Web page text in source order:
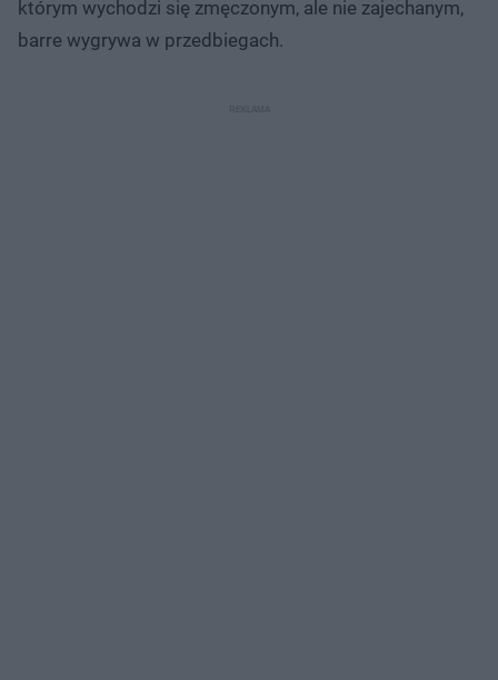
którym wychodzi się zmęczonym, ale nie zajechanym,
barre wygrywa w przedbiegach.